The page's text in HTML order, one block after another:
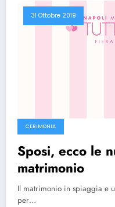
31 Ottobre 2019
CERIMONIA
Sposi, ecco le
matrimonio
Il matrimonio in spiaggia e
per…